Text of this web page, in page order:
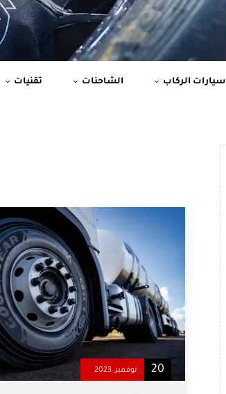
سيارات الركاب الشاحنات تقنيات
20 نوفمبر, 2023